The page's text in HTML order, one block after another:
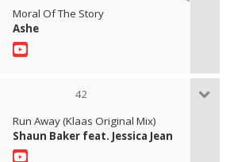
Moral Of The Story
Ashe
42
Run Away (Klaas Original Mix)
Shaun Baker feat. Jessica Jean